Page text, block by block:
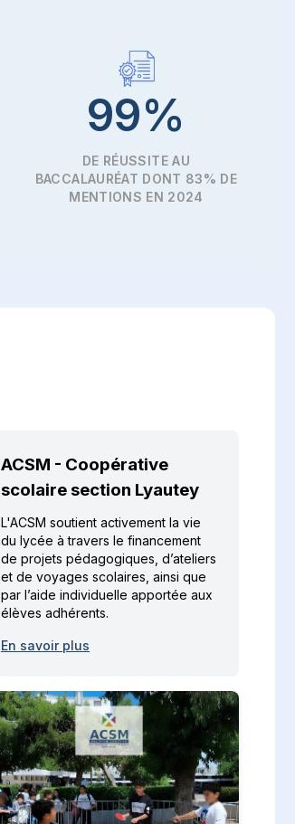
99%
DE RÉUSSITE AU
BACCALAURÉAT DONT 83% DE
MENTIONS EN 2024
ACSM - Coopérative
scolaire section Lyautey
L'ACSM soutient activement la vie
du lycée à travers le financement
de projets pédagogiques, d’ateliers
et de voyages scolaires, ainsi que
par l’aide individuelle apportée aux
élèves adhérents.
En savoir plus